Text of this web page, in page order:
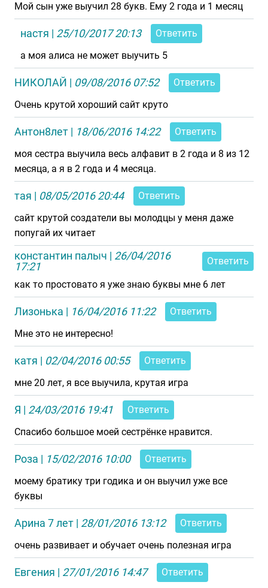
Мой сын уже выучил 28 букв. Ему 2 года и 1 месяц
настя | 25/10/2017 20:13
Ответить
а моя алиса не может выучить 5
НИКОЛАЙ | 09/08/2016 07:52
Ответить
Очень крутой хороший сайт круто
Антон8лет | 18/06/2016 14:22
Ответить
моя сестра выучила весь алфавит в 2 года и 8 из 12
месяца, а я в 2 года и 4 месяца.
тая | 08/05/2016 20:44
Ответить
сайт крутой создатели вы молодцы у меня даже
попугай их читает
константин палыч | 26/04/2016
17:21
Ответить
как то простовато я уже знаю буквы мне 6 лет
Лизонька | 16/04/2016 11:22
Ответить
Мне это не интересно!
катя | 02/04/2016 00:55
Ответить
мне 20 лет, я все выучила, крутая игра
Я | 24/03/2016 19:41
Ответить
Спасибо большое моей сестрёнке нравится.
Роза | 15/02/2016 10:00
Ответить
моему братику три годика и он выучил уже все
буквы
Арина 7 лет | 28/01/2016 13:12
Ответить
очень развивает и обучает очень полезная игра
Евгения | 27/01/2016 14:47
Ответить